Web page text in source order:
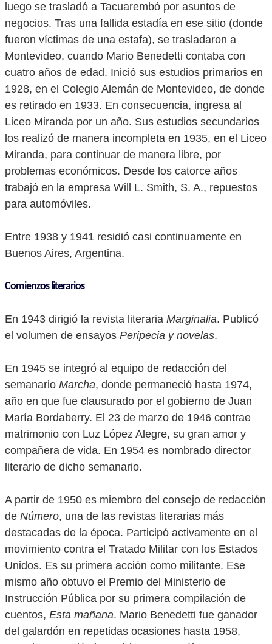
luego se trasladó a Tacuarembó por asuntos de
negocios. Tras una fallida estadía en ese sitio (donde
fueron víctimas de una estafa), se trasladaron a
Montevideo, cuando Mario Benedetti contaba con
cuatro años de edad. Inició sus estudios primarios en
1928, en el Colegio Alemán de Montevideo, de donde
es retirado en 1933. En consecuencia, ingresa al
Liceo Miranda por un año. Sus estudios secundarios
los realizó de manera incompleta en 1935, en el Liceo
Miranda, para continuar de manera libre, por
problemas económicos. Desde los catorce años
trabajó en la empresa Will L. Smith, S. A., repuestos
para automóviles.
Entre 1938 y 1941 residió casi continuamente en
Buenos Aires, Argentina.
Comienzos literarios
En 1943 dirigió la revista literaria Marginalia. Publicó
el volumen de ensayos Peripecia y novelas.
En 1945 se integró al equipo de redacción del
semanario Marcha, donde permaneció hasta 1974,
año en que fue clausurado por el gobierno de Juan
María Bordaberry. El 23 de marzo de 1946 contrae
matrimonio con Luz López Alegre, su gran amor y
compañera de vida. En 1954 es nombrado director
literario de dicho semanario.
A partir de 1950 es miembro del consejo de redacción
de Número, una de las revistas literarias más
destacadas de la época. Participó activamente en el
movimiento contra el Tratado Militar con los Estados
Unidos. Es su primera acción como militante. Ese
mismo año obtuvo el Premio del Ministerio de
Instrucción Pública por su primera compilación de
cuentos, Esta mañana. Mario Benedetti fue ganador
del galardón en repetidas ocasiones hasta 1958,